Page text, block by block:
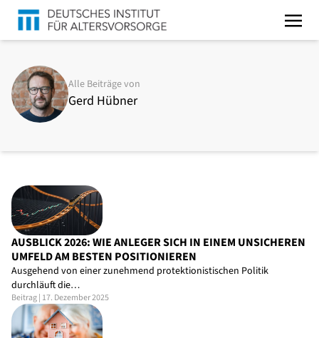
Alle Beiträge von
Gerd Hübner
AUSBLICK 2026: WIE ANLEGER SICH IN EINEM UNSICHEREN
UMFELD AM BESTEN POSITIONIEREN
Ausgehend von einer zunehmend protektionistischen Politik
durchläuft die…
Beitrag | 17. Dezember 2025